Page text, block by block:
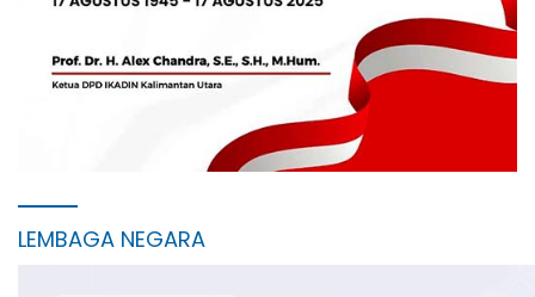
LEMBAGA NEGARA